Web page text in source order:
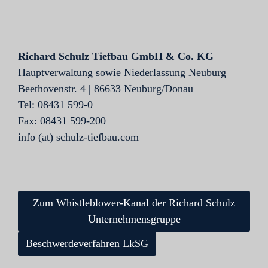
Richard Schulz Tiefbau GmbH & Co. KG
Hauptverwaltung sowie Niederlassung Neuburg
Beethovenstr. 4 | 86633 Neuburg/Donau
Tel: 08431 599-0
Fax: 08431 599-200
info (at) schulz-tiefbau.com
Zum Whistleblower-Kanal der Richard Schulz
Unternehmensgruppe
Beschwerdeverfahren LkSG